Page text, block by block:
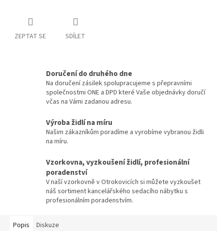
ZEPTAT SE SDÍLET
Doručení do druhého dne
Na doručení zásilek spolupracujeme s přepravními
společnostmi ONE a DPD které Vaše objednávky doručí
včas na Vámi zadanou adresu.
Výroba židlí na míru
Našim zákazníkům poradíme a vyrobíme vybranou židli
na míru.
Vzorkovna, vyzkoušení židlí, profesionální
poradenství
V naší vzorkovně v Otrokovicích si můžete vyzkoušet
náš sortiment kancelářského sedacího nábytku s
profesionálním poradenstvím.
Popis Diskuze